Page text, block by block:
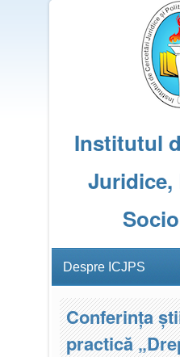
Institutul
Juridice,
Conferința
practică